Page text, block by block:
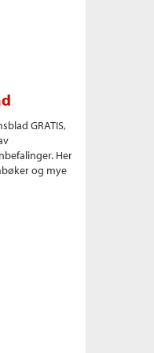
GRATIS,
Her
og mye